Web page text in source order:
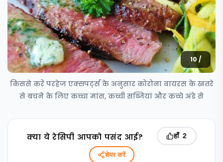
10 /
10
किससे करें परहेज एक्सपर्ट्स के अनुसार कोरोना वायरस के खतरे
से बचने के लिए कच्चा मांस, कच्ची सब्जियां और कच्चे अंडे से
क्‍या ये रेसिपी आपको पसंद आई? हाँ 2
शेयर करें